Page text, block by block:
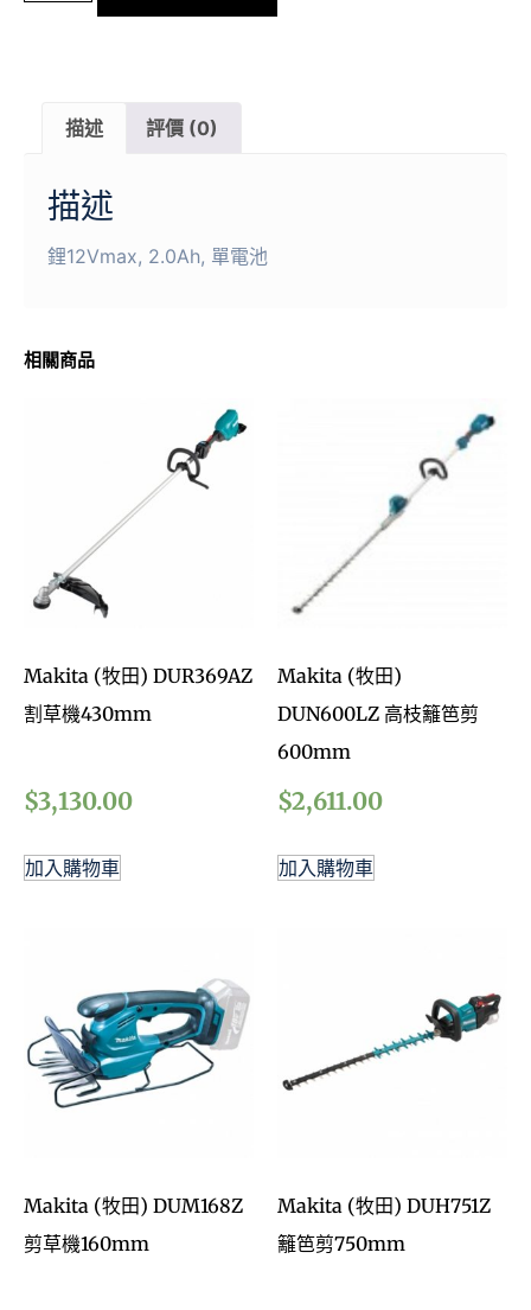
描述 評價 (0)
描述
鋰12Vmax, 2.0Ah, 單電池
相關商品
Makita (牧田) DUR369AZ
割草機430mm
$3,130.00
加入購物車
Makita (牧田)
DUN600LZ 高枝籬笆剪
600mm
$2,611.00
加入購物車
Makita (牧田) DUM168Z
剪草機160mm
Makita (牧田) DUH751Z
籬笆剪750mm